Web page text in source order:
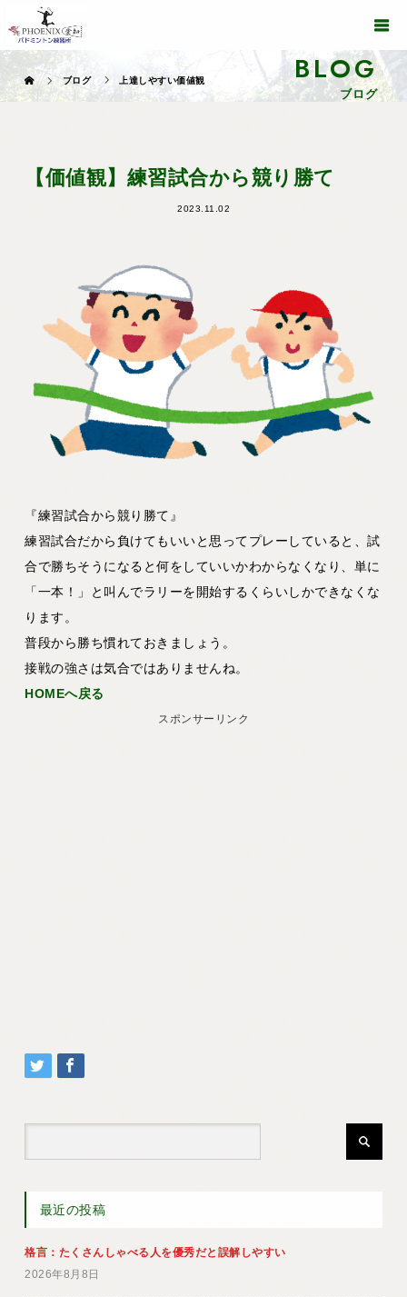
BLOG
ブログ
ブログ 上達しやすい価値観
【価値観】練習試合から競り勝て
2023.11.02
『練習試合から競り勝て』
練習試合だから負けてもいいと思ってプレーしていると、試
合で勝ちそうになると何をしていいかわからなくなり、単に
「一本！」と叫んでラリーを開始するくらいしかできなくな
ります。
普段から勝ち慣れておきましょう。
接戦の強さは気合ではありませんね。
HOMEへ戻る
スポンサーリンク
最近の投稿
格言：たくさんしゃべる人を優秀だと誤解しやすい
2026年8月8日